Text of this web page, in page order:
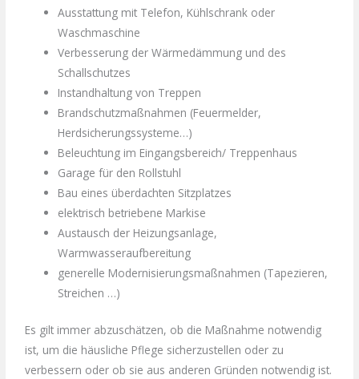
Ausstattung mit Telefon, Kühlschrank oder
Waschmaschine
Verbesserung der Wärmedämmung und des
Schallschutzes
Instandhaltung von Treppen
Brandschutzmaßnahmen (Feuermelder,
Herdsicherungssysteme…)
Beleuchtung im Eingangsbereich/ Treppenhaus
Garage für den Rollstuhl
Bau eines überdachten Sitzplatzes
elektrisch betriebene Markise
Austausch der Heizungsanlage,
Warmwasseraufbereitung
generelle Modernisierungsmaßnahmen (Tapezieren,
Streichen …)
Es gilt immer abzuschätzen, ob die Maßnahme notwendig
ist, um die häusliche Pflege sicherzustellen oder zu
verbessern oder ob sie aus anderen Gründen notwendig ist.